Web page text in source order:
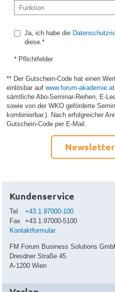
Ja, ich habe die
diese.*
* Pflichtfelder
** Der Gutschein-Code hat einen
einlösbar auf www.forum-akademie.at
sämtliche Abo-Seminar-Reihen, E-
sowie von der WKO geförderte
kombinierbar.). Nach erfolgreicher
Gutschein-Code per E-Mail.
Kundenservice
Tel
+43.1.97000-100
Fax
+43.1.97000-5100
Kontaktformular
FM Forum Business Solutions
Dresdner Straße 45
A-1200 Wien